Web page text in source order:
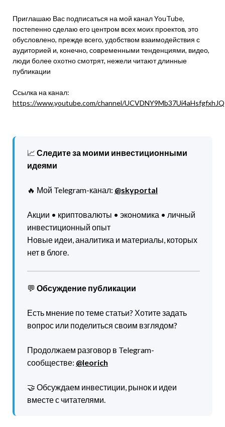
Приглашаю Вас подписаться на мой канал YouTube,
постепенно сделаю его центром всех моих проектов, это
обусловлено, прежде всего, удобством взаимодействия с
аудиторией и, конечно, современными тенденциями, видео,
люди более охотно смотрят, нежели читают длинные
публикации
Ссылка на канал:
https://www.youtube.com/channel/UCVDNY9Mb37Ui4aHsfgfxhJQ
📈 Следите за моими инвестиционными
идеями
🔥 Мой Telegram-канал: @skyportal
Акции • криптовалюты • экономика • личный
инвестиционный опыт
Новые идеи, аналитика и материалы, которых
нет в блоге.
💬 Обсуждение публикации
Есть мнение по теме статьи? Хотите задать
вопрос или поделиться своим взглядом?
Продолжаем разговор в Telegram-
сообществе: @leorich
🤝 Обсуждаем инвестиции, рынок и идеи
вместе с читателями.